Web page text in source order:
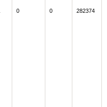
0 0 282374